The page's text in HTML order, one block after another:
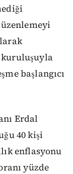
kuruluşuyla
başlangıcı
Erdal
40 kişi
enflasyonu
yüzde